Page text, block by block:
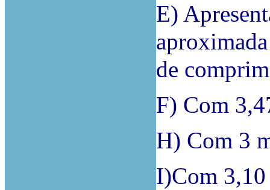
E)
de
F) Com
H) Com 3
I)Com 3,10